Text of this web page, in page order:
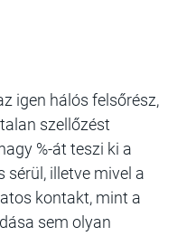
igen hálós felsőrész,
szellőzést
%-át teszi ki a
sérül, illetve mivel a
kontakt, mint a
sem olyan